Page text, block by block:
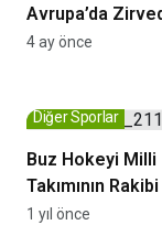
Avrupa’da
Madalya ile
4 ay önce
Buz Hokeyi Milli
Takımının
Afrika
Diğer Sporlar
1 yıl önce